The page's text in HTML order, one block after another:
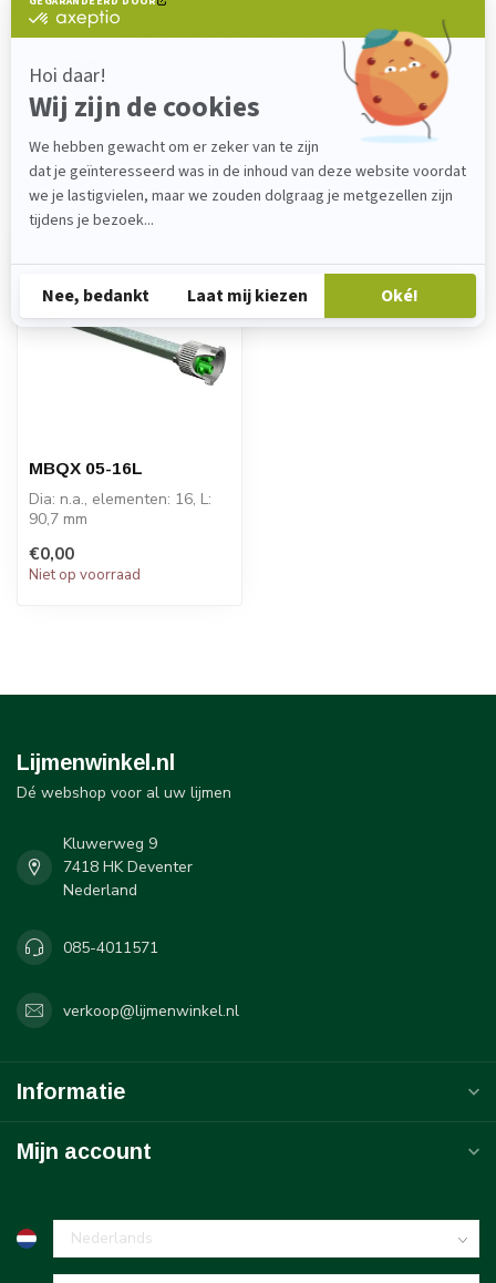
Heeft u vragen over dit product?
Neem gerust contact op met onze
verkoop@lijmenwinkel.nl
of+31 (0)85 4011571 . Wij helpen u graag!
Recent bekeken
MBQX 05-16L
Dia: n.a., elementen: 16, L:
90,7 mm
€0,00
Niet op voorraad
Lijmenwinkel.nl
Dé webshop voor al uw lijmen
Kluwerweg 9
7418 HK Deventer
Nederland
085-4011571
verkoop@lijmenwinkel.nl
Informatie
Mijn account